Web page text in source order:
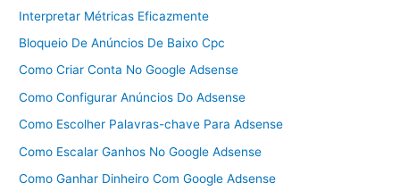
Interpretar Métricas Eficazmente
Bloqueio De Anúncios De Baixo Cpc
Como Criar Conta No Google Adsense
Como Configurar Anúncios Do Adsense
Como Escolher Palavras-chave Para Adsense
Como Escalar Ganhos No Google Adsense
Como Ganhar Dinheiro Com Google Adsense